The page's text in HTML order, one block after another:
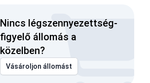
Nincs légszennyezettség-
figyelő állomás a
közelben?
Vásároljon állomást